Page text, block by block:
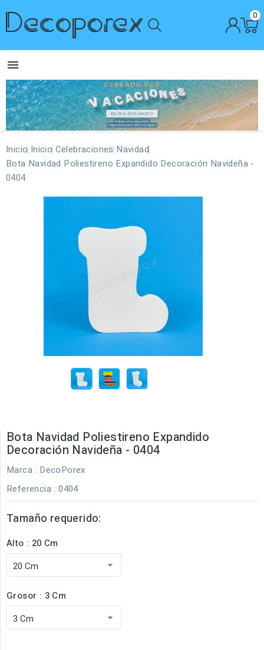
0

Inicio Inicio Celebraciones Navidad
Bota Navidad Poliestireno Expandido Decoración Navideña -
0404
Bota Navidad Poliestireno Expandido
Decoración Navideña - 0404
Marca : DecoPorex
Referencia : 0404
Tamaño requerido:
Alto : 20 Cm
Grosor : 3 Cm